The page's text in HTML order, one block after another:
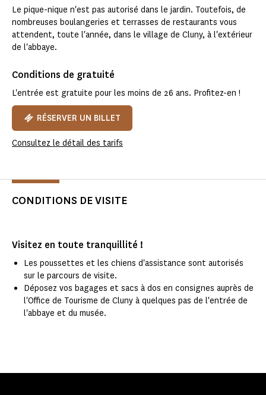
Le pique-nique n'est pas autorisé dans le jardin. Toutefois, de
nombreuses boulangeries et terrasses de restaurants vous
attendent, toute l'année, dans le village de Cluny, à l'extérieur
de l'abbaye.
Conditions de gratuité
L'entrée est gratuite pour les moins de 26 ans. Profitez-en !
RÉSERVER UN BILLET
Consultez le détail des tarifs
CONDITIONS DE VISITE
Visitez en toute tranquillité !
Les poussettes et les chiens d'assistance sont autorisés
sur le parcours de visite.
Déposez vos bagages et sacs à dos en consignes auprès de
l'Office de Tourisme de Cluny à quelques pas de l'entrée de
l'abbaye et du musée.